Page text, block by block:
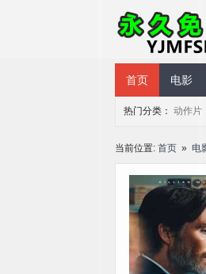
永久免费视频
首页 电影
热门分类： 动作片
当前位置: 首页 » 电